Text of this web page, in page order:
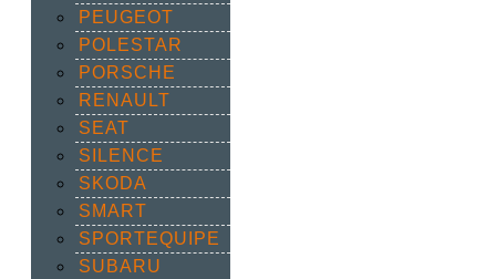
PEUGEOT
POLESTAR
PORSCHE
RENAULT
SEAT
SILENCE
SKODA
SMART
SPORTEQUIPE
SUBARU